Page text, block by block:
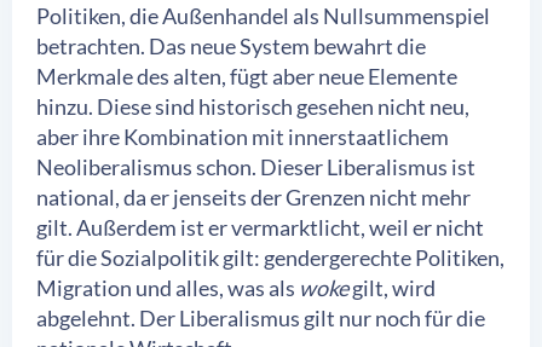
Politiken, die Außenhandel als Nullsummenspiel
betrachten. Das neue System bewahrt die
Merkmale des alten, fügt aber neue Elemente
hinzu. Diese sind historisch gesehen nicht neu,
aber ihre Kombination mit innerstaatlichem
Neoliberalismus schon. Dieser Liberalismus ist
national, da er jenseits der Grenzen nicht mehr
gilt. Außerdem ist er vermarktlicht, weil er nicht
für die Sozialpolitik gilt: gendergerechte Politiken,
Migration und alles, was als wokegilt, wird
abgelehnt. Der Liberalismus gilt nur noch für die